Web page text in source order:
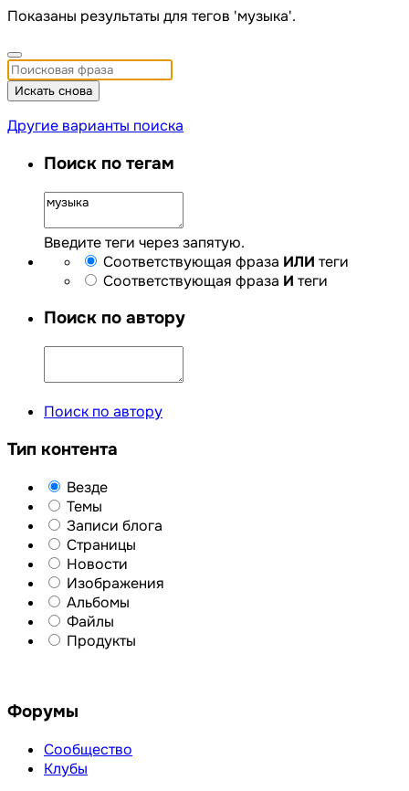
Показаны результаты для тегов 'музыка'.
Искать снова
Другие варианты поиска
Поиск по тегам
Введите теги через запятую.
Соответствующая фраза ИЛИ теги
Соответствующая фраза И теги
Поиск по автору
Поиск по автору
Тип контента
Везде
Темы
Записи блога
Страницы
Новости
Изображения
Альбомы
Файлы
Продукты
Форумы
Сообщество
Клубы